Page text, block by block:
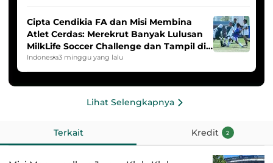
Cipta Cendikia FA dan Misi Membina
Atlet Cerdas: Merekrut Banyak Lulusan
MilkLife Soccer Challenge dan Tampil di
HYDROPLUS Soccer League
Indonesia3 minggu yang lalu
Lihat Selengkapnya
Terkait Kredit 2